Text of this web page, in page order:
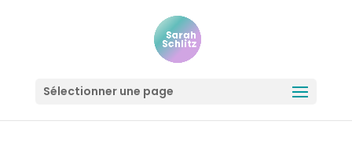
Sélectionner une page